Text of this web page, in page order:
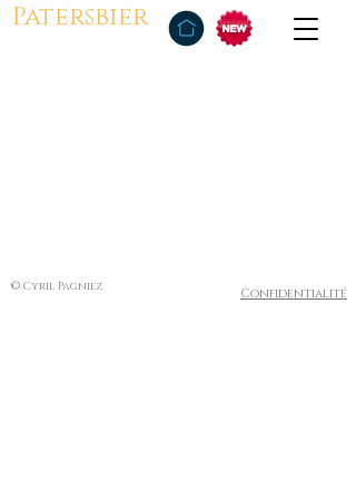
Patersbier
© Cyril Pagniez Confidentialité